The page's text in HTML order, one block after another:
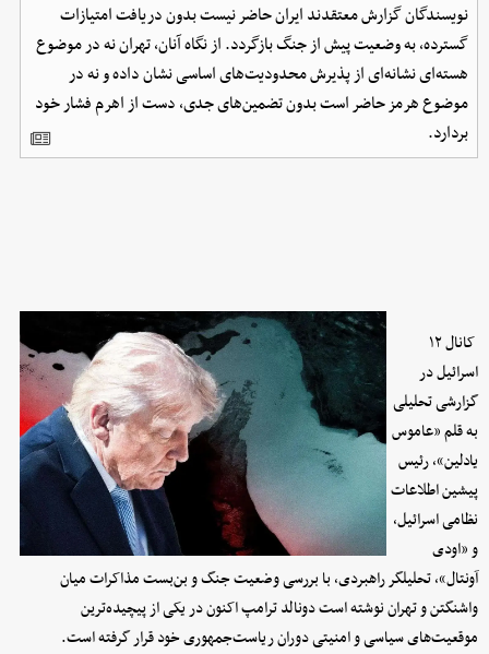
نویسندگان گزارش معتقدند ایران حاضر نیست بدون دریافت امتیازات
گسترده، به وضعیت پیش از جنگ بازگردد. از نگاه آنان، تهران نه در موضوع
هسته‌ای نشانه‌ای از پذیرش محدودیت‌های اساسی نشان داده و نه در
موضوع هرمز حاضر است بدون تضمین‌های جدی، دست از اهرم فشار خود
بردارد.
کانال ۱۲
اسرائیل در
گزارشی تحلیلی
به قلم «عاموس
یادلین»، رئیس
پیشین اطلاعات
نظامی اسرائیل،
و «اودی
آونتال»، تحلیلگر راهبردی، با بررسی وضعیت جنگ و بن‌بست مذاکرات میان
واشنگتن و تهران نوشته است دونالد ترامپ اکنون در یکی از پیچیده‌ترین
موقعیت‌های سیاسی و امنیتی دوران ریاست‌جمهوری خود قرار گرفته است.